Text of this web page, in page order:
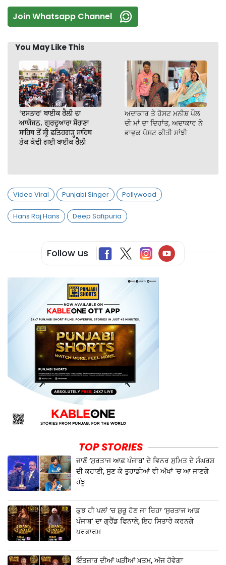
Join Whatsapp Channel
You May Like This
‘ਦਸਤਾਰ’ ਬਾਈਕ ਰੈਲੀ ਦਾ
ਆਯੋਜਨ, ਗੁਰਦੁਆਰਾ ਸੋਹਾਣਾ
ਸਾਹਿਬ ਤੋਂ ਸ੍ਰੀ ਫਤਿਹਗੜ੍ਹ ਸਾਹਿਬ
ਤੱਕ ਕੱਢੀ ਗਈ ਬਾਈਕ ਰੈਲੀ
ਅਦਾਕਾਰ ਤੇ ਹੋਸਟ ਮਨੀਸ਼ ਪੌਲ
ਦੀ ਮਾਂ ਦਾ ਦਿਹਾਂਤ, ਅਦਾਕਾਰ ਨੇ
ਭਾਵੁਕ ਪੋਸਟ ਕੀਤੀ ਸਾਂਝੀ
Video Viral Punjabi Singer Pollywood
Hans Raj Hans Deep Safipuria
Follow us
TOP STORIES
ਜਾਣੋਂ ‘ਸੁਰਤਾਜ ਆਫ਼ ਪੰਜਾਬ’ ਦੇ ਵਿਨਰ ਸੁਮਿਤ ਦੇ ਸੰਘਰਸ਼
ਦੀ ਕਹਾਣੀ, ਸੁਣ ਕੇ ਤੁਹਾਡੀਆਂ ਵੀ ਅੱਖਾਂ ‘ਚ ਆ ਜਾਣਗੇ
ਹੰਝੂ
ਕੁਝ ਹੀ ਪਲਾਂ ‘ਚ ਸ਼ੁਰੂ ਹੋਣ ਜਾ ਰਿਹਾ ‘ਸੁਰਤਾਜ ਆਫ਼
ਪੰਜਾਬ’ ਦਾ ਗ੍ਰੈਂਡ ਫਿਨਾਲੇ, ਇਹ ਸਿਤਾਰੇ ਕਰਨਗੇ
ਪਰਫਾਰਮ
ਇੰਤਜ਼ਾਰ ਦੀਆਂ ਘੜੀਆਂ ਖ਼ਤਮ, ਅੱਜ ਹੋਵੇਗਾ